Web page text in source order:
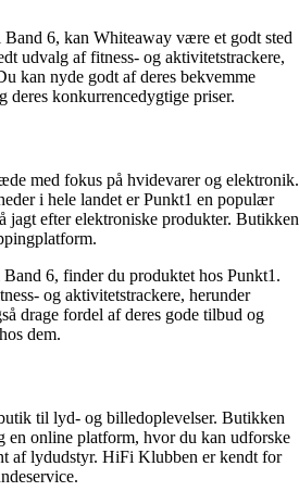
6, kan Whiteaway være et godt sted
udvalg af fitness- og aktivitetstrackere,
kan nyde godt af deres bekvemme
deres konkurrencedygtige priser.
med fokus på hvidevarer og elektronik.
i hele landet er Punkt1 en populær
jagt efter elektroniske produkter. Butikken
6, finder du produktet hos Punkt1.
og aktivitetstrackere, herunder
drage fordel af deres gode tilbud og
dem.
til lyd- og billedoplevelser. Butikken
en online platform, hvor du kan udforske
af lydudstyr. HiFi Klubben er kendt for